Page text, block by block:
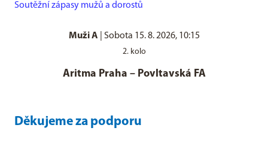
Soutěžní zápasy mužů a dorostů
Muži A Sobota 15. 8. 2026, 10:15
2. kolo
Aritma Praha – Povltavská FA
Děkujeme za podporu